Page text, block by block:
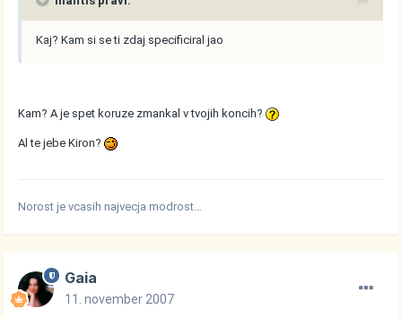
Kaj? Kam si se ti zdaj specificiral jao
Kam? A je spet koruze zmankal v tvojih koncih?
Al te jebe Kiron?
Norost je vcasih najvecja modrost…
Gaia
11. november 2007